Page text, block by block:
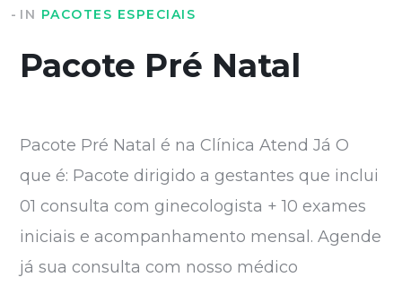
IN PACOTES ESPECIAIS
Pacote Pré Natal
Pacote Pré Natal é na Clínica Atend Já O
que é: Pacote dirigido a gestantes que inclui
01 consulta com ginecologista + 10 exames
iniciais e acompanhamento mensal. Agende
já sua consulta com nosso médico